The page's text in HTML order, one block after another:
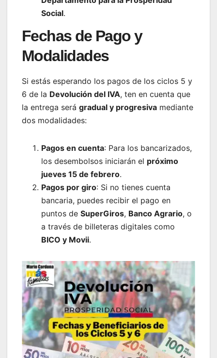
Social.
Fechas de Pago y
Modalidades
Si estás esperando los pagos de los ciclos 5 y
6 de la Devolución del IVA, ten en cuenta que
la entrega será gradual y progresiva mediante
dos modalidades:
Pagos en cuenta: Para los bancarizados,
los desembolsos iniciarán el próximo
jueves 15 de febrero.
Pagos por giro: Si no tienes cuenta
bancaria, puedes recibir el pago en
puntos de SuperGiros, Banco Agrario, o
a través de billeteras digitales como
BICO y Movii.